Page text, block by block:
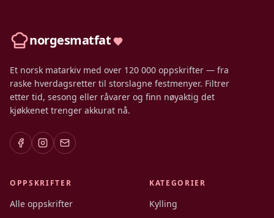
norgesmatfat
Et norsk matarkiv med over 120 000 oppskrifter — fra
raske hverdagsretter til storslagne festmenyer. Filtrer
etter tid, sesong eller råvarer og finn nøyaktig det
kjøkkenet trenger akkurat nå.
OPPSKRIFTER
Alle oppskrifter
KATEGORIER
Kylling